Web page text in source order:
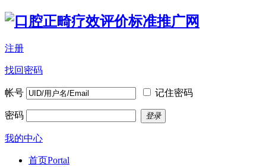
注册
找回密码
帐号 记住密码
密码 登录
我的中心
首页Portal